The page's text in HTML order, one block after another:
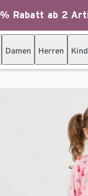
Rabatt ab 2
Damen Herren